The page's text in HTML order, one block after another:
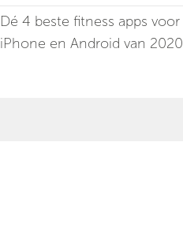
Dé 4 beste fitness apps voor
iPhone en Android van 2020